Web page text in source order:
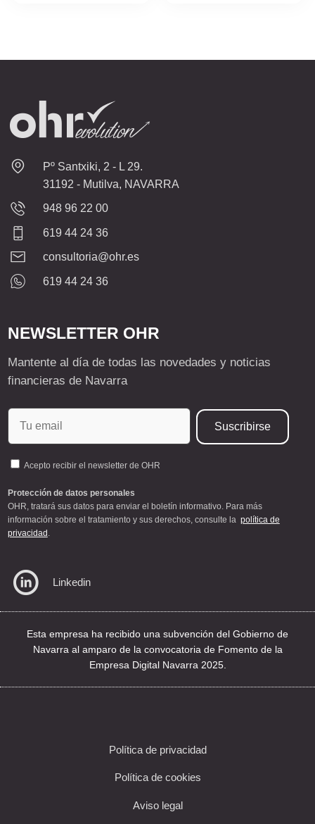
Pº Santxiki, 2 - L 29.
31192 - Mutilva, NAVARRA
948 96 22 00
619 44 24 36
consultoria@ohr.es
619 44 24 36
NEWSLETTER OHR
Mantente al día de todas las novedades y noticias
financieras de Navarra
Acepto recibir el newsletter de OHR
Protección de datos personales
OHR, tratará sus datos para enviar el boletín informativo. Para más
información sobre el tratamiento y sus derechos, consulte la política de
privacidad
Linkedin
Esta empresa ha recibido una subvención del Gobierno de
Navarra al amparo de la convocatoria de Fomento de la
Empresa Digital Navarra 2025.
Política de privacidad
Política de cookies
Aviso legal